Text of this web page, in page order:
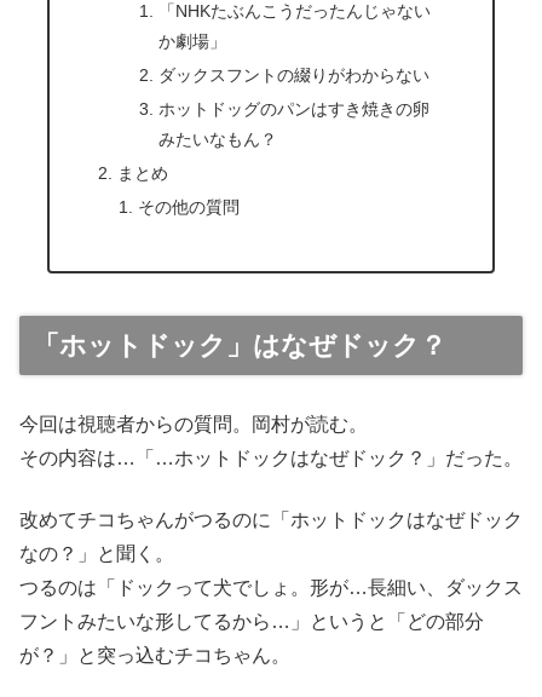
「NHKたぶんこうだったんじゃない
か劇場」
ダックスフントの綴りがわからない
ホットドッグのパンはすき焼きの卵
みたいなもん？
まとめ
その他の質問
「ホットドック」はなぜドック？
今回は視聴者からの質問。岡村が読む。
その内容は…「…ホットドックはなぜドック？」だった。
改めてチコちゃんがつるのに「ホットドックはなぜドック
なの？」と聞く。
つるのは「ドックって犬でしょ。形が…長細い、ダックス
フントみたいな形してるから…」というと「どの部分
が？」と突っ込むチコちゃん。